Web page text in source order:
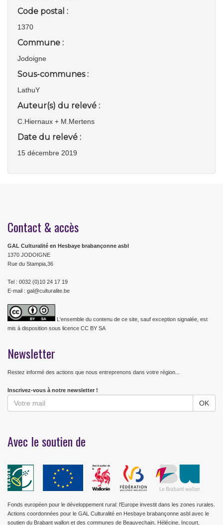
Code postal :
1370
Commune :
Jodoigne
Sous-communes :
LathuY
Auteur(s) du relevé :
C.Hiernaux + M.Mertens
Date du relevé :
15 décembre 2019
Contact & accès
GAL Culturalité en Hesbaye brabançonne asbl
1370 JODOIGNE
Rue du Stampia,36
Tel : 0032 (0)10 24 17 19
E-mail : gal@culturalite.be
L'ensemble du contenu de ce site, sauf exception signalée, est
mis à disposition sous licence CC BY SA
Newsletter
Restez informé des actions que nous entreprenons dans votre région...
Inscrivez-vous à notre newsletter !
Avec le soutien de
Fonds européen pour le développement rural: l'Europe investit dans les zones rurales.
Actions coordonnées pour le GAL Culturalité en Hesbaye brabançonne asbl avec le
soutien du Brabant wallon et des communes de Beauvechain, Hélécine, Incourt,